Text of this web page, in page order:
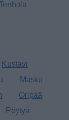
Kustavi
Masku
Oripää
Pöytyä